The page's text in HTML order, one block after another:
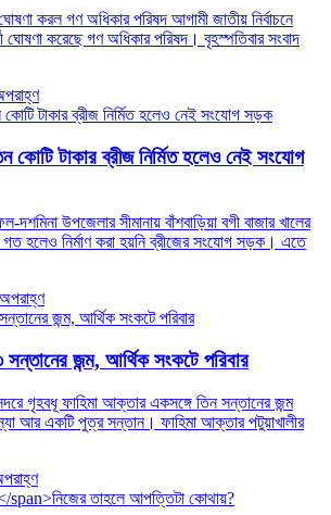
করল গণ অধিকার পরিষদ আগামী জাতীয় নির্বাচনে
ঘোষণা করেছে গণ অধিকার পরিষদ। বৃহস্পতিবার সংবাদ
কোটি টাকার ব্রীজ নির্মিত হলেও নেই সংযোগ
দশমিনা উপজেলার সীমানায় বাঁশবাড়িয়া বগী বাজার খালের
গত হলেও নির্মাণ করা হয়নি ব্রীজের সংযোগ সড়ক। এতে
সন্তানের জন্ম, আর্থিক সংকটে পরিবার
গৃহবধূ ফাহিমা আক্তার একসঙ্গে তিন সন্তানের জন্ম
আর একটি পুত্র সন্তান। ফাহিমা আক্তার পটুয়াখালীর